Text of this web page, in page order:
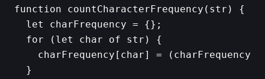
function countCharacterFrequency(str) {
  let charFrequency = {};
  for (let char of str) {
charFrequency[char] =
  }